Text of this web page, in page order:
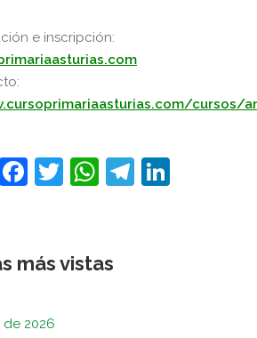
e inscripción:
cursos/
EmailFacebook
Twitter
WhatsApp
más vistas
2026